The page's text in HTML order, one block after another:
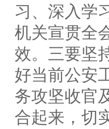
习、深入学
机关宣贯全
效。三要坚
好当前公安
务攻坚收官
合起来，切